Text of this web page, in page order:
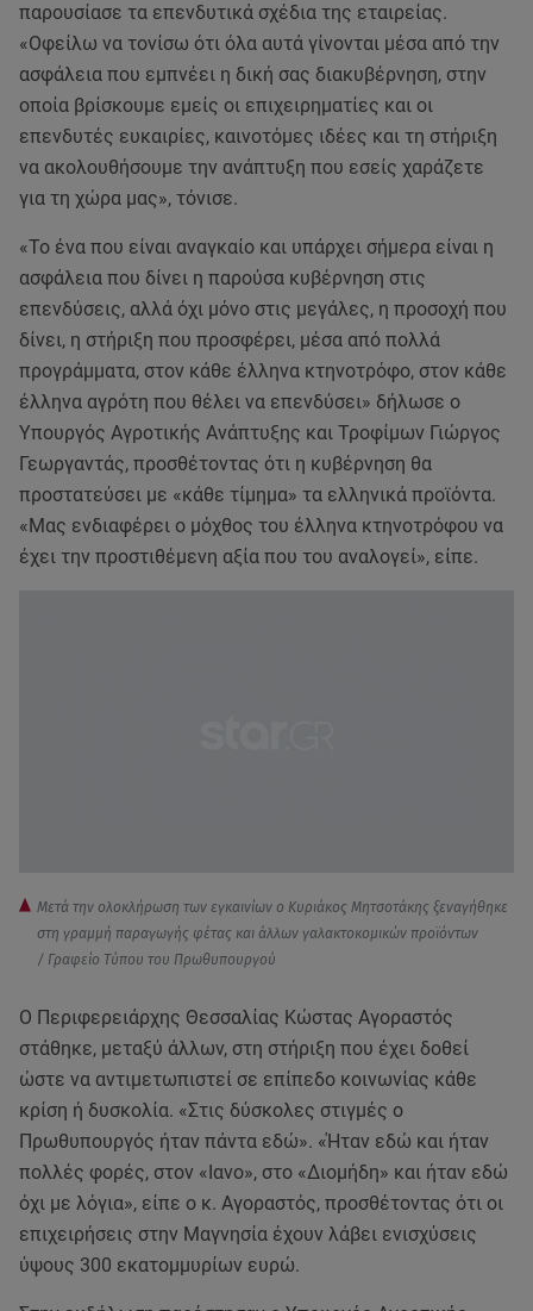
παρουσίασε τα επενδυτικά σχέδια της εταιρείας.
«Οφείλω να τονίσω ότι όλα αυτά γίνονται μέσα από την
ασφάλεια που εμπνέει η δική σας διακυβέρνηση, στην
οποία βρίσκουμε εμείς οι επιχειρηματίες και οι
επενδυτές ευκαιρίες, καινοτόμες ιδέες και τη στήριξη
να ακολουθήσουμε την ανάπτυξη που εσείς χαράζετε
για τη χώρα μας», τόνισε.
«Το ένα που είναι αναγκαίο και υπάρχει σήμερα είναι η
ασφάλεια που δίνει η παρούσα κυβέρνηση στις
επενδύσεις, αλλά όχι μόνο στις μεγάλες, η προσοχή που
δίνει, η στήριξη που προσφέρει, μέσα από πολλά
προγράμματα, στον κάθε έλληνα κτηνοτρόφο, στον κάθε
έλληνα αγρότη που θέλει να επενδύσει» δήλωσε ο
Υπουργός Αγροτικής Ανάπτυξης και Τροφίμων Γιώργος
Γεωργαντάς, προσθέτοντας ότι η κυβέρνηση θα
προστατεύσει με «κάθε τίμημα» τα ελληνικά προϊόντα.
«Μας ενδιαφέρει ο μόχθος του έλληνα κτηνοτρόφου να
έχει την προστιθέμενη αξία που του αναλογεί», είπε.
Μετά την ολοκλήρωση των εγκαινίων ο Κυριάκος Μητσοτάκης ξεναγήθηκε
στη γραμμή παραγωγής φέτας και άλλων γαλακτοκομικών προϊόντων
/ Γραφείο Τύπου του Πρωθυπουργού
Ο Περιφερειάρχης Θεσσαλίας Κώστας Αγοραστός
στάθηκε, μεταξύ άλλων, στη στήριξη που έχει δοθεί
ώστε να αντιμετωπιστεί σε επίπεδο κοινωνίας κάθε
κρίση ή δυσκολία. «Στις δύσκολες στιγμές ο
Πρωθυπουργός ήταν πάντα εδώ». «Ήταν εδώ και ήταν
πολλές φορές, στον «Ιανο», στο «Διομήδη» και ήταν εδώ
όχι με λόγια», είπε ο κ. Αγοραστός, προσθέτοντας ότι οι
επιχειρήσεις στην Μαγνησία έχουν λάβει ενισχύσεις
ύψους 300 εκατομμυρίων ευρώ.